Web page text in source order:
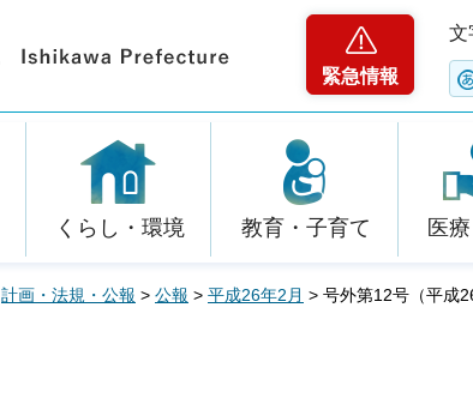
緊急情報
文
くらし・環境 教育・子育て 医
計画・法規・公報 > 公報 > 平成26年2月 > 号外第12号（平成